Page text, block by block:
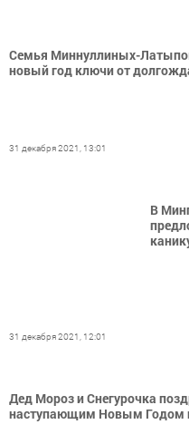
Семья Миннуллиных-
новый год ключи от
31 декабря 2021, 13:01
В
31 декабря 2021, 12:01
Дед Мороз и Снегурочка
наступающим Новым Годом